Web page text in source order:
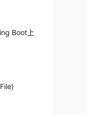
Boot上